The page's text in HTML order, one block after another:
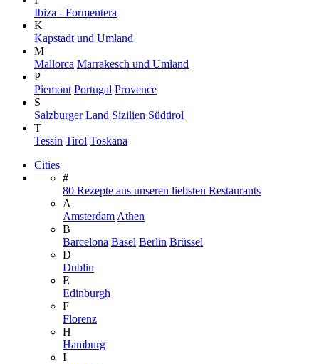
Ibiza - Formentera
K
Kapstadt und Umland
M
Mallorca Marrakesch und Umland
P
Piemont Portugal Provence
S
Salzburger Land Sizilien Südtirol
T
Tessin Tirol Toskana
Cities
#
80 Rezepte aus unseren liebsten Restaurants
A
Amsterdam Athen
B
Barcelona Basel Berlin Brüssel
D
Dublin
E
Edinburgh
F
Florenz
H
Hamburg
I